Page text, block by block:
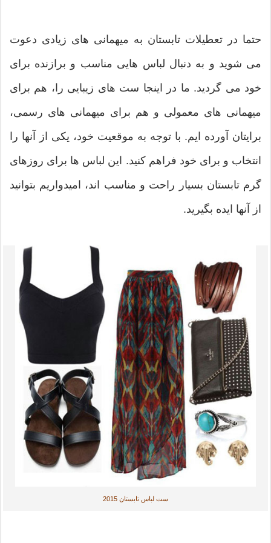
حتما در تعطیلات تابستان به میهمانی های زیادی دعوت
می شوید و به دنبال لباس هایی مناسب و برازنده برای
خود می گردید. ما در اینجا ست های زیبایی را، هم برای
میهمانی های معمولی و هم برای میهمانی های رسمی،
برایتان آورده ایم. با توجه به موقعیت خود، یکی از آنها را
انتخاب و برای خود فراهم کنید. این لباس ها برای روزهای
گرم تابستان بسیار راحت و مناسب اند، امیدواریم بتوانید
از آنها ایده بگیرید.
ست لباس تابستان 2015